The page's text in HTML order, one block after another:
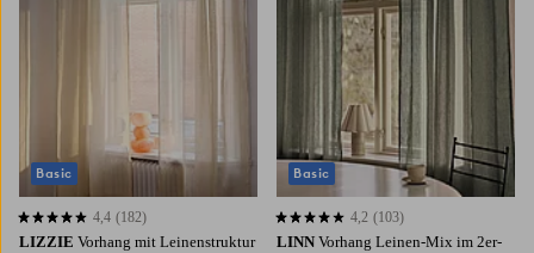
LIZZIE Vorhang mit Leinenstruktur
4,4 basierend auf 182 Bewertungen
4,4 (182)
Basic
LINN Vorhang Leinen-Mix im 2er-
4,2 basierend auf 103 Bewertungen
4,2 (103)
Basic